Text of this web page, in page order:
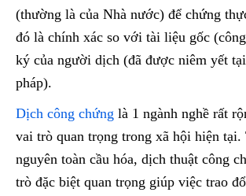
(thường là của Nhà nước) để chứng
đó là chính xác so với tài liệu gốc
ký của người dịch (đã được niêm yết
pháp).
Dịch công chứng là 1 ngành nghề rất
vai trò quan trọng trong xã hội hiện tại.
nguyên toàn cầu hóa, dịch thuật công
trò đặc biệt quan trọng giúp việc trao